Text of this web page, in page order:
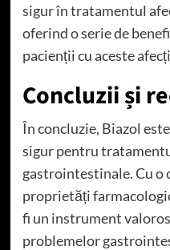
sigur în tratamentul
oferind o serie de
pacienții cu aceste
Concluzii și
În concluzie, Biazol
sigur pentru
gastrointestinale. Cu o
proprietăți
fi un instrument
problemelor